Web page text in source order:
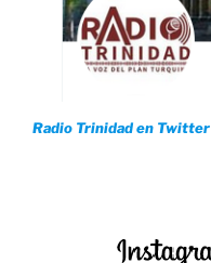
Radio Trinidad en Twitter